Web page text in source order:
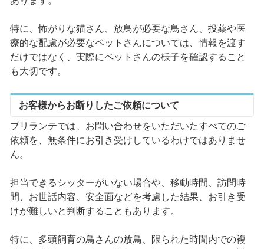
特に、怖がりな猫さん、放鳥が必要な鳥さん、投薬や医
療的な配慮が必要なペットさんについては、情報を渡す
だけではなく、実際にペットさんの様子を確認すること
も大切です。
お客様からお断りしたご依頼について
ブリランテでは、お問い合わせをいただいたすべてのご
依頼を、無条件にお引き受けしているわけではありませ
ん。
担当できるシッターがいない場合や、移動時間、訪問時
間、お世話内容、安全面などを考慮した結果、お引き受
けが難しいと判断することもあります。
特に、多頭飼育の鳥さんの放鳥、限られた時間内での複